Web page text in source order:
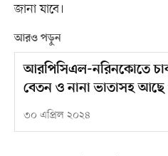
জানা যাবে।
আরও পড়ুন
আরপিসিএল-নরিনকোতে
বেতন ও নানা ভাতাসহ আছে
৩০ এপ্রিল ২০২৪